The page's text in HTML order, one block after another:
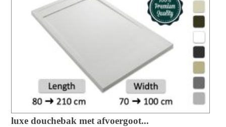
luxe douchebak met afvoergoot...